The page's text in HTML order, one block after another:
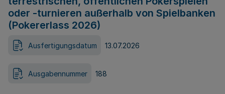
oder -turnieren außerhalb von Spielbanken
(Pokererlass 2026)
Ausfertigungsdatum 13.07.2026
Ausgabennummer 188